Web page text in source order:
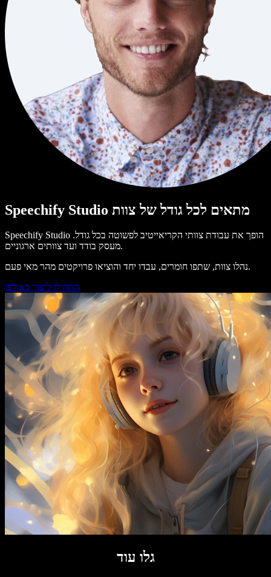
Speechify Studio מתאים לכל גודל של צוות
Speechify Studio הופך את עבודת צוותי הקריאייטיב לפשוטה בכל גודל.
מעסק בודד ועד צוותים ארגוניים.
נהלו צוות, שתפו חומרים, עבדו יחד והוציאו פרויקטים מהר מאי פעם.
התחילו ליצור באולפן
גלו עוד